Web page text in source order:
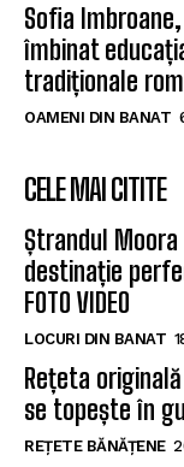
Sofia
îmbinat
tradiționale
OAMENI DIN BANAT
CELE MAI CITITE
Ștrandul
destinație
FOTO VIDEO
LOCURI DIN BANAT
Rețeta
se topește în
REȚETE BĂNĂȚENE